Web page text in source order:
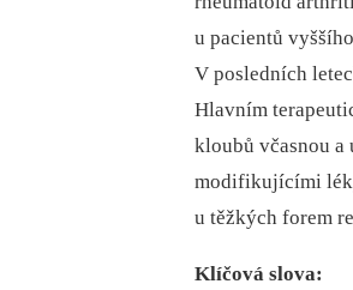
u pacientů
V posledních
Hlavním
kloubů včasnou a
modifikujícími
u těžkých forem
Klíčová slova: